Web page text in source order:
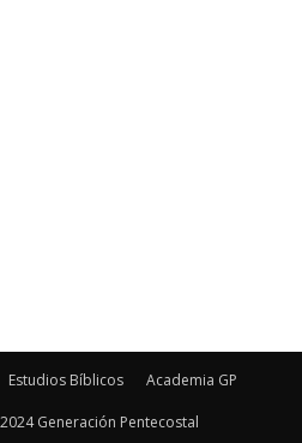
Estudios Bíblicos Academia GP
Generación Pentecostal